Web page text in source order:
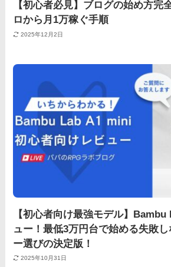
【初心者必見】ブログの始め方完
ロから月1万稼ぐ手順
2025年12月2日
【初心者向け最強モデル】
ュー！最低3万円台で始める失敗
ー選びの決定版！
2025年10月31日